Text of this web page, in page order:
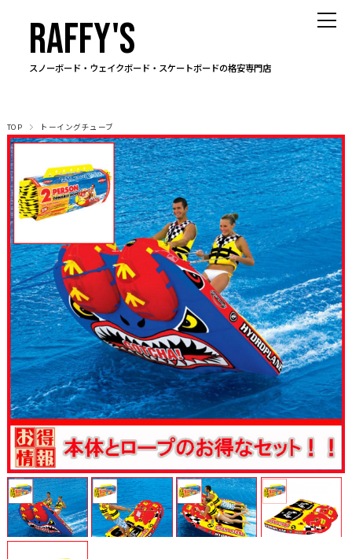
スノーボード・ウェイクボード・スケートボードの格安専門店
RAFFY'S
TOP トーイングチューブ